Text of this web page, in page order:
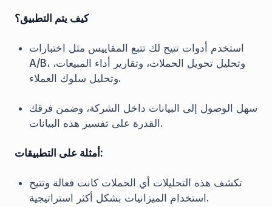
كيف يتم التطبيق؟
استخدم أدوات تتيح لك تتبع المقاييس مثل اختبارات
A/B، وتحليل تحويل الحملات، وتقارير أداء المبيعات،
وتحليل سلوك العملاء.
سهل الوصول إلى البيانات داخل الشركة، وضمن فرقك
القدرة على تفسير هذه البيانات.
أمثلة على التطبيقات:
تكشف هذه التحليلات أي الحملات كانت فعالة وتتيح
استخدام الميزانيات بشكل أكثر استراتيجية.